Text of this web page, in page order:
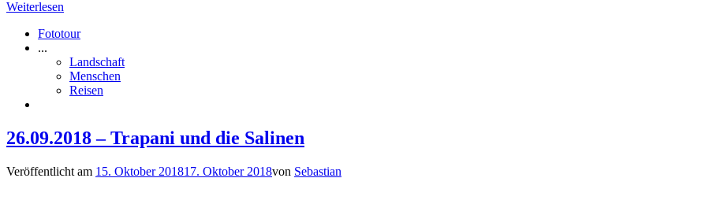
Weiterlesen
Fototour
...
Landschaft
Menschen
Reisen
26.09.2018 – Trapani und die Salinen
Veröffentlicht am 15. Oktober 201817. Oktober 2018von Sebastian